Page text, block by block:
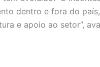
dentro e fora do
e apoio ao setor”,